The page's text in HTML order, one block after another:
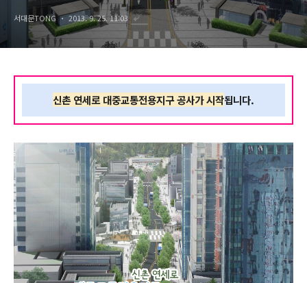
서대문TONG 2013. 9. 25. 11:03
신촌 연세로 대중교통전용지구 공사가 시작됩니다.